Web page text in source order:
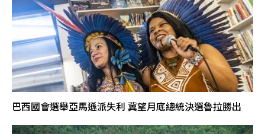
巴西國會選舉亞馬遜派失利 冀望月底總統決選魯拉勝出